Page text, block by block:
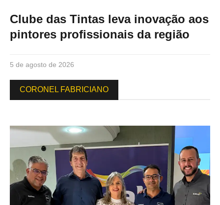
Clube das Tintas leva inovação aos
pintores profissionais da região
5 de agosto de 2026
CORONEL FABRICIANO